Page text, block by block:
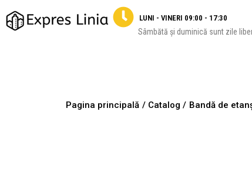
LUNI - VINERI 09:00 - 17:30
Sâmbătă și duminică sunt zile
Pagina principală / Catalog / Bandă de